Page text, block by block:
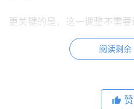
更关键的是，这一调整不需
是以太坊中的动态参数，
的范围内相较于父区块调整
阅读剩
赞